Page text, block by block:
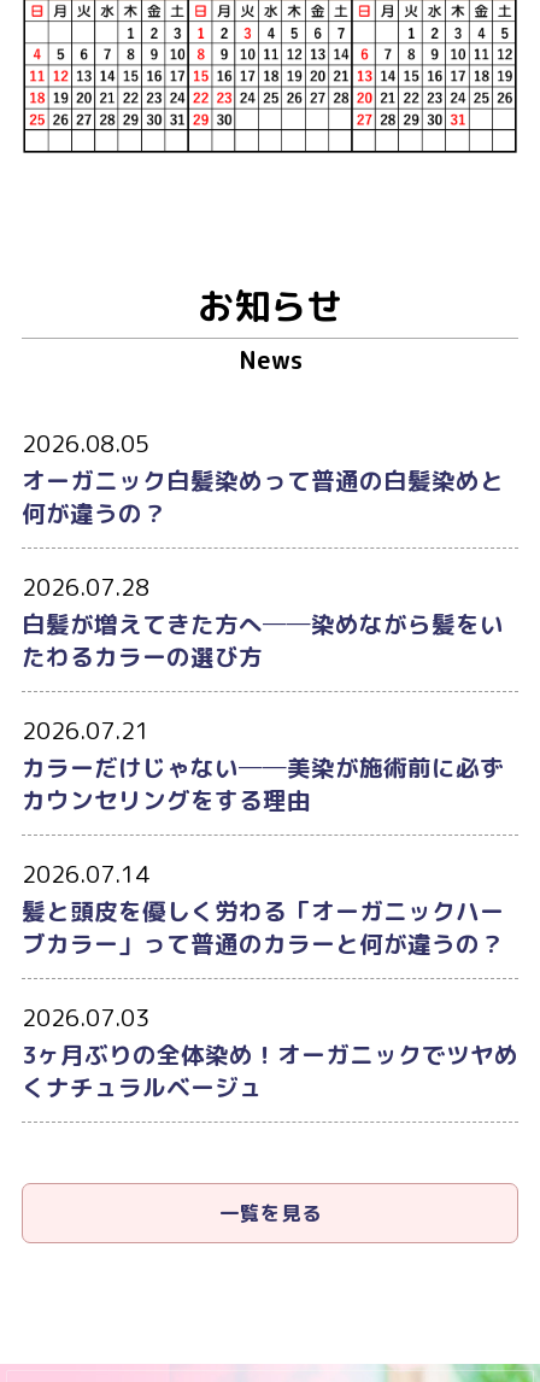
お知らせ
News
2026.08.05
オーガニック白髪染めって普通の白髪染めと
何が違うの？
2026.07.28
白髪が増えてきた方へ──染めながら髪をい
たわるカラーの選び方
2026.07.21
カラーだけじゃない──美染が施術前に必ず
カウンセリングをする理由
2026.07.14
髪と頭皮を優しく労わる「オーガニックハー
ブカラー」って普通のカラーと何が違うの？
2026.07.03
3ヶ月ぶりの全体染め！オーガニックでツヤめ
くナチュラルベージュ
一覧を見る